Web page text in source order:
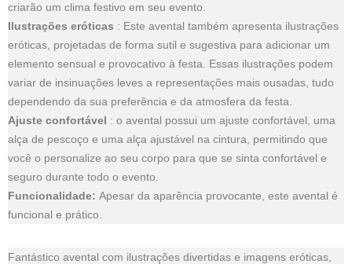
criarão um clima festivo em seu evento.
Ilustrações eróticas : Este avental também apresenta ilustrações
eróticas, projetadas de forma sutil e sugestiva para adicionar um
elemento sensual e provocativo à festa. Essas ilustrações podem
variar de insinuações leves a representações mais ousadas, tudo
dependendo da sua preferência e da atmosfera da festa.
Ajuste confortável : o avental possui um ajuste confortável, uma
alça de pescoço e uma alça ajustável na cintura, permitindo que
você o personalize ao seu corpo para que se sinta confortável e
seguro durante todo o evento.
Funcionalidade: Apesar da aparência provocante, este avental é
funcional e prático.
Fantástico avental com ilustrações divertidas e imagens eróticas,